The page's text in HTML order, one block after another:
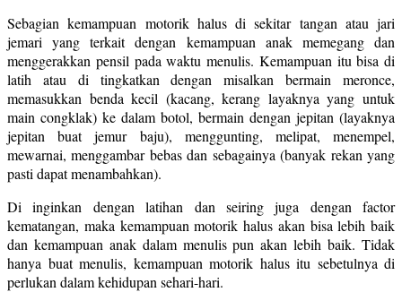
Sebagian kemampuan motorik halus di sekitar tangan atau jari
jemari yang terkait dengan kemampuan anak memegang dan
menggerakkan pensil pada waktu menulis. Kemampuan itu bisa di
latih atau di tingkatkan dengan misalkan bermain meronce,
memasukkan benda kecil (kacang, kerang layaknya yang untuk
main congklak) ke dalam botol, bermain dengan jepitan (layaknya
jepitan buat jemur baju), menggunting, melipat, menempel,
mewarnai, menggambar bebas dan sebagainya (banyak rekan yang
pasti dapat menambahkan).
Di inginkan dengan latihan dan seiring juga dengan factor
kematangan, maka kemampuan motorik halus akan bisa lebih baik
dan kemampuan anak dalam menulis pun akan lebih baik. Tidak
hanya buat menulis, kemampuan motorik halus itu sebetulnya di
perlukan dalam kehidupan sehari-hari.